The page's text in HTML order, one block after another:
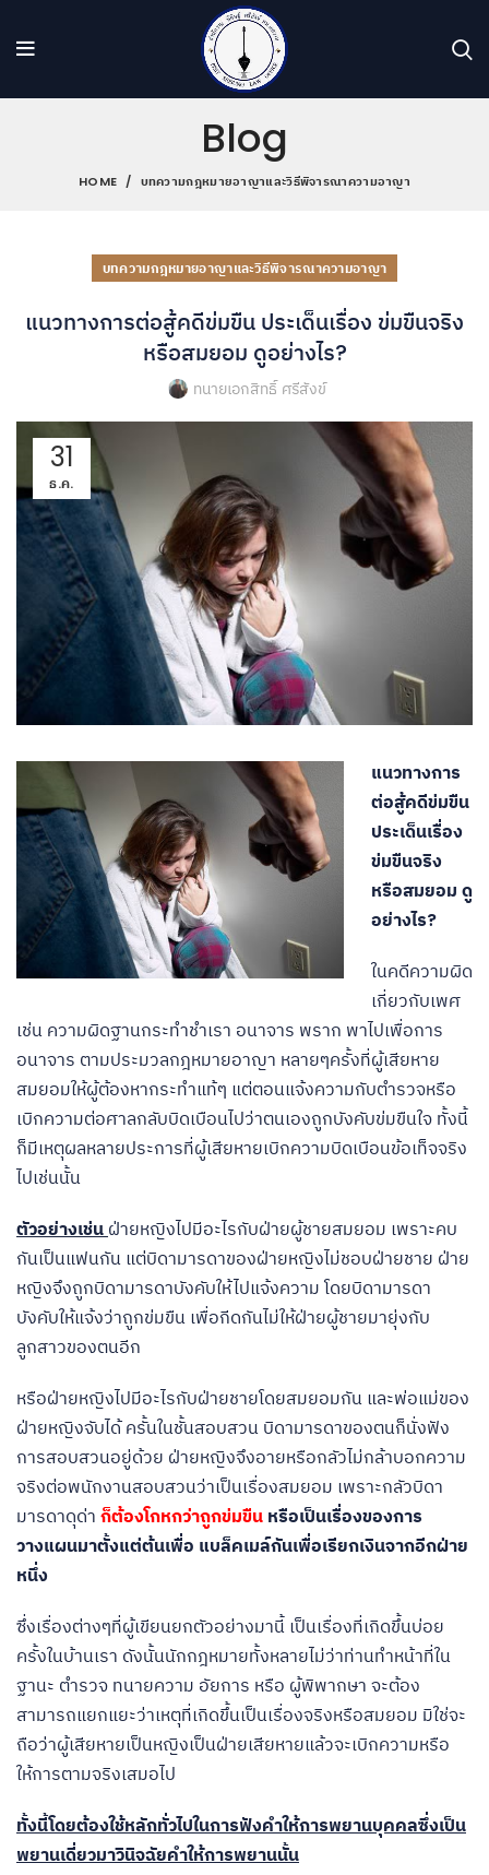
Blog
HOME บทความกฎหมายอาญาและวิธีพิจารณาความอาญา
บทความกฎหมายอาญาและวิธีพิจารณาความอาญา
แนวทางการต่อสู้คดีข่มขืน ประเด็นเรื่อง ข่มขืนจริง
หรือสมยอม ดูอย่างไร?
ทนายเอกสิทธิ์ ศรีสังข์
31
ธ.ค.
แนวทางการ
ต่อสู้คดีข่มขืน
ประเด็นเรื่อง
ข่มขืนจริง
หรือสมยอม ดู
อย่างไร?
ในคดีความผิด
เกี่ยวกับเพศ
เช่น ความผิดฐานกระทำชำเรา อนาจาร พราก พาไปเพื่อการ
อนาจาร ตามประมวลกฎหมายอาญา หลายๆครั้งที่ผู้เสียหาย
สมยอมให้ผู้ต้องหากระทำแท้ๆ แต่ตอนแจ้งความกับตำรวจหรือ
เบิกความต่อศาลกลับบิดเบือนไปว่าตนเองถูกบังคับข่มขืนใจ ทั้งนี้
ก็มีเหตุผลหลายประการที่ผู้เสียหายเบิกความบิดเบือนข้อเท็จจริง
ไปเช่นนั้น
ตัวอย่างเช่น ฝ่ายหญิงไปมีอะไรกับฝ่ายผู้ชายสมยอม เพราะคบ
กันเป็นแฟนกัน แต่บิดามารดาของฝ่ายหญิงไม่ชอบฝ่ายชาย ฝ่าย
หญิงจึงถูกบิดามารดาบังคับให้ไปแจ้งความ โดยบิดามารดา
บังคับให้แจ้งว่าถูกข่มขืน เพื่อกีดกันไม่ให้ฝ่ายผู้ชายมายุ่งกับ
ลูกสาวของตนอีก
หรือฝ่ายหญิงไปมีอะไรกับฝ่ายชายโดยสมยอมกัน และพ่อแม่ของ
ฝ่ายหญิงจับได้ ครั้นในชั้นสอบสวน บิดามารดาของตนก็นั่งฟัง
การสอบสวนอยู่ด้วย ฝ่ายหญิงจึงอายหรือกลัวไม่กล้าบอกความ
จริงต่อพนักงานสอบสวนว่าเป็นเรื่องสมยอม เพราะกลัวบิดา
มารดาดุด่า ก็ต้องโกหกว่าถูกข่มขืน หรือเป็นเรื่องของการ
วางแผนมาตั้งแต่ต้นเพื่อ แบล็คเมล์กันเพื่อเรียกเงินจากอีกฝ่าย
หนึ่ง
ซึ่งเรื่องต่างๆที่ผู้เขียนยกตัวอย่างมานี้ เป็นเรื่องที่เกิดขึ้นบ่อย
ครั้งในบ้านเรา ดังนั้นนักกฎหมายทั้งหลายไม่ว่าท่านทำหน้าที่ใน
ฐานะ ตำรวจ ทนายความ อัยการ หรือ ผู้พิพากษา จะต้อง
สามารถแยกแยะว่าเหตุที่เกิดขึ้นเป็นเรื่องจริงหรือสมยอม มิใช่จะ
ถือว่าผู้เสียหายเป็นหญิงเป็นฝ่ายเสียหายแล้วจะเบิกความหรือ
ให้การตามจริงเสมอไป
ทั้งนี้โดยต้องใช้หลักทั่วไปในการฟังคำให้การพยานบุคคลซึ่งเป็น
พยานเดี่ยวมาวินิจฉัยคำให้การพยานนั้น